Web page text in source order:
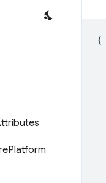
Platform
{